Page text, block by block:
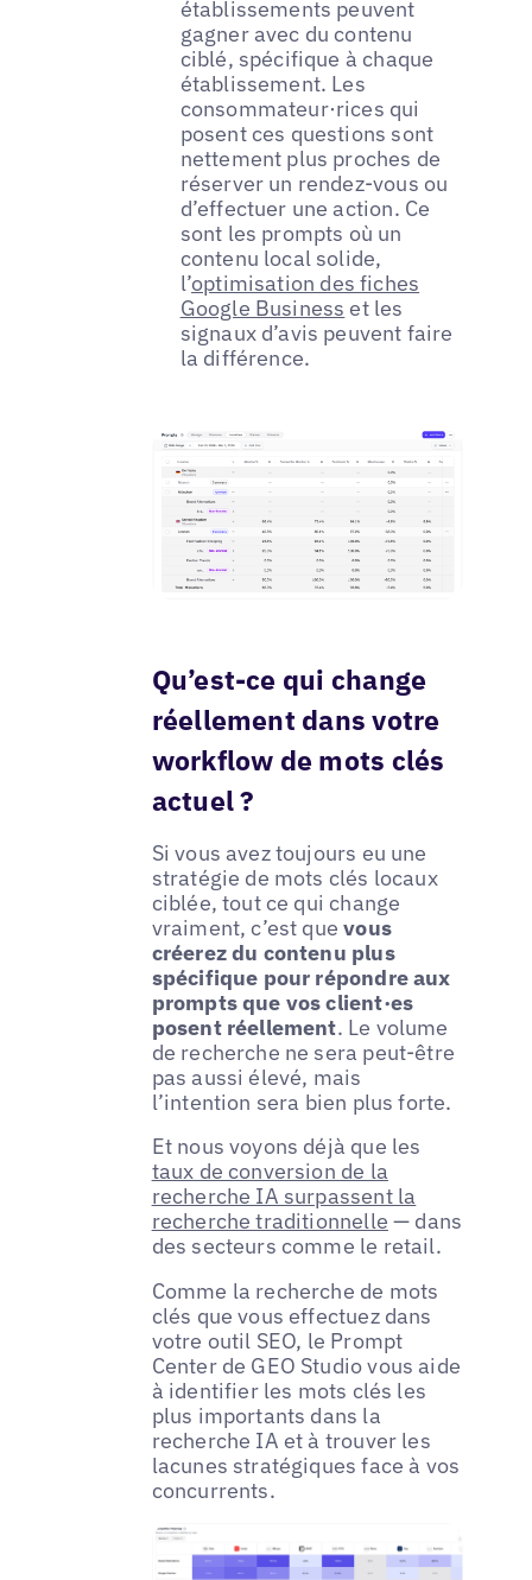
établissements peuvent
gagner avec du contenu
ciblé, spécifique à chaque
établissement. Les
consommateur·rices qui
posent ces questions sont
nettement plus proches de
réserver un rendez-vous ou
d’effectuer une action. Ce
sont les prompts où un
contenu local solide,
l’optimisation des fiches
Google Business et les
signaux d’avis peuvent faire
la différence.
Qu’est-ce qui change
réellement dans votre
workflow de mots clés
actuel ?
Si vous avez toujours eu une
stratégie de mots clés locaux
ciblée, tout ce qui change
vraiment, c’est quevous
créerez du contenu plus
spécifique pour répondre aux
prompts que vos client·es
posent réellement. Le volume
de recherche ne sera peut-être
pas aussi élevé, mais
l’intention sera bien plus forte.
Et nous voyons déjà que les
taux de conversion de la
recherche IA surpassent la
recherche traditionnelle — dans
des secteurs comme le retail.
Comme la recherche de mots
clés que vous effectuez dans
votre outil SEO, le Prompt
Center de GEO Studio vous aide
à identifier les mots clés les
plus importants dans la
recherche IA et à trouver les
lacunes stratégiques face à vos
concurrents.